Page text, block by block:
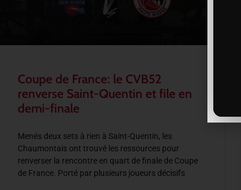
Coupe de France: le CVB52
renverse Saint-Quentin et file en
demi-finale
Menés deux sets à rien à Saint-Quentin, les
Chaumontais ont trouvé les ressources pour
renverser la rencontre en quart de finale de Coupe
de France. Porté par plusieurs joueurs décisifs